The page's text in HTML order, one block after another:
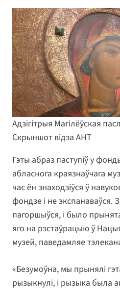
Адзігітрыя Магілёўская
Скрыншот відэа АНТ
Гэты абраз паступіў у
абласнога краязнаўчага
час ён знаходзіўся ў
фондзе і не экспанаваўся.
пагоршыўся, і было
яго на рэстаўрацыю ў
музей, паведамляе
«Безумоўна, мы прынялі
рызыкнулі, і рызыка была